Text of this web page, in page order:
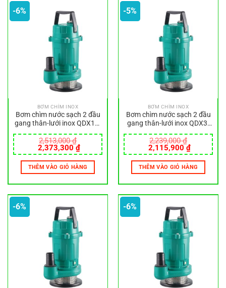
-6%
BƠM CHÌM INOX
Bơm chìm nước sạch 2 đầu
gang thân-lưới inox QDX15-
2,513,000₫
Giá
gốc
là:
2,513,000 ₫.
2,373,300 ₫Giá
hiện
tại
là:
2,373,300 ₫.
THÊM VÀO GIỎ HÀNG
-5%
BƠM CHÌM INOX
Bơm chìm nước sạch 2 đầu
gang thân-lưới inox QDX3-
2,239,000₫
Giá
gốc
là:
2,239,000 ₫.
2,115,900 ₫Giá
hiện
tại
là:
THÊM VÀO GIỎ HÀNG
-6% -6%